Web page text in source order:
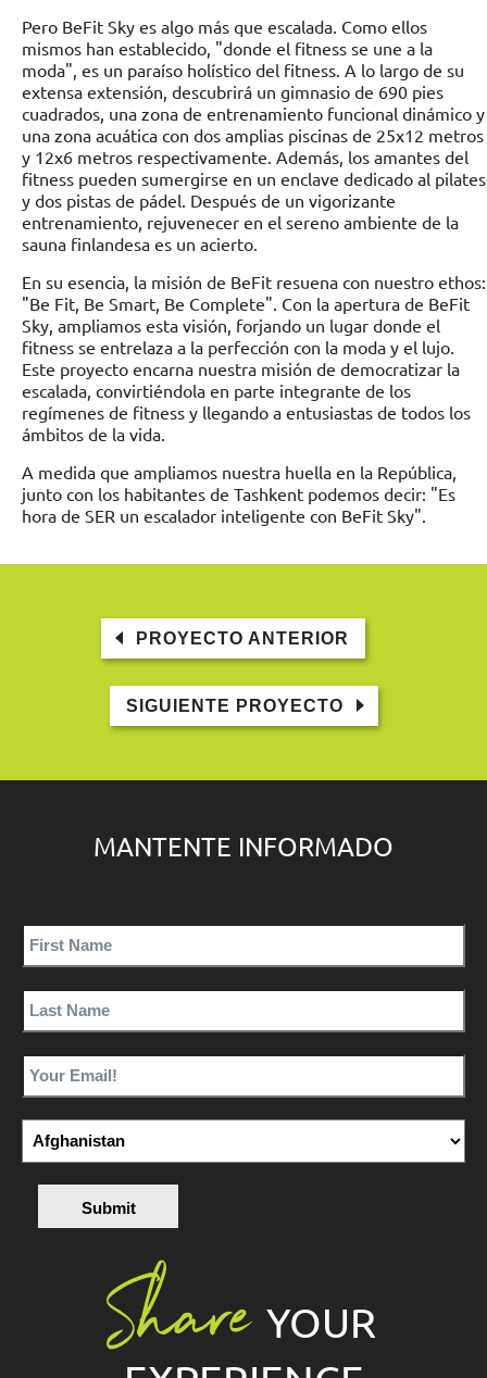
Pero BeFit Sky es algo más que escalada. Como ellos
mismos han establecido, "donde el fitness se une a la
moda", es un paraíso holístico del fitness. A lo largo de su
extensa extensión, descubrirá un gimnasio de 690 pies
cuadrados, una zona de entrenamiento funcional dinámico y
una zona acuática con dos amplias piscinas de 25x12 metros
y 12x6 metros respectivamente. Además, los amantes del
fitness pueden sumergirse en un enclave dedicado al pilates
y dos pistas de pádel. Después de un vigorizante
entrenamiento, rejuvenecer en el sereno ambiente de la
sauna finlandesa es un acierto.
En su esencia, la misión de BeFit resuena con nuestro ethos:
"Be Fit, Be Smart, Be Complete". Con la apertura de BeFit
Sky, ampliamos esta visión, forjando un lugar donde el
fitness se entrelaza a la perfección con la moda y el lujo.
Este proyecto encarna nuestra misión de democratizar la
escalada, convirtiéndola en parte integrante de los
regímenes de fitness y llegando a entusiastas de todos los
ámbitos de la vida.
A medida que ampliamos nuestra huella en la República,
junto con los habitantes de Tashkent podemos decir: "Es
hora de SER un escalador inteligente con BeFit Sky".
PROYECTO ANTERIOR
SIGUIENTE PROYECTO
MANTENTE INFORMADO
Submit
Share YOUR